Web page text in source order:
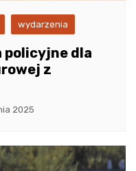
wydarzenia
policyjne dla
z
2025